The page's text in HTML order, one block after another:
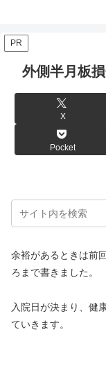
PR
外側半月板
X
Pocket
余裕があるときは前
ろまで書きました。
入院日が決まり、健
ていきます。